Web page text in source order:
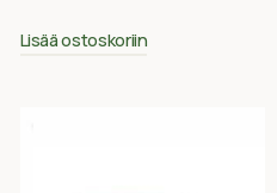
Lisää ostoskoriin